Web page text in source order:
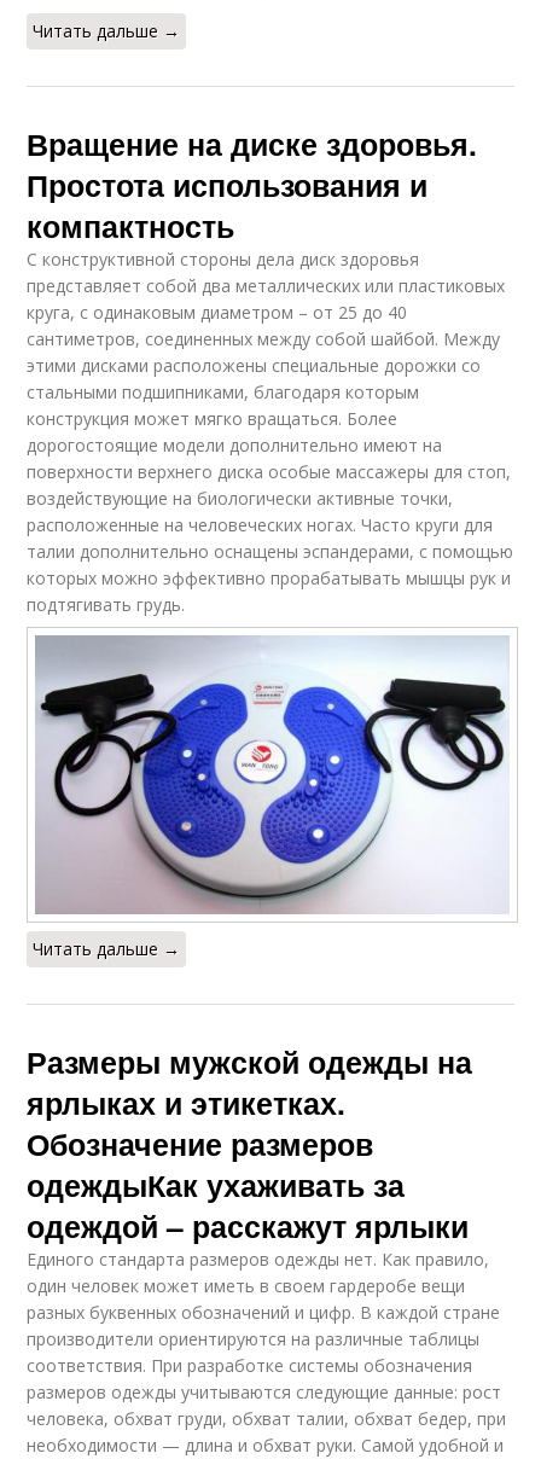
Читать дальше →
Вращение на диске здоровья.
Простота использования и
компактность
С конструктивной стороны дела диск здоровья
представляет собой два металлических или пластиковых
круга, с одинаковым диаметром – от 25 до 40
сантиметров, соединенных между собой шайбой. Между
этими дисками расположены специальные дорожки со
стальными подшипниками, благодаря которым
конструкция может мягко вращаться. Более
дорогостоящие модели дополнительно имеют на
поверхности верхнего диска особые массажеры для стоп,
воздействующие на биологически активные точки,
расположенные на человеческих ногах. Часто круги для
талии дополнительно оснащены эспандерами, с помощью
которых можно эффективно прорабатывать мышцы рук и
подтягивать грудь.
Читать дальше →
Размеры мужской одежды на
ярлыках и этикетках.
Обозначение размеров
одеждыКак ухаживать за
одеждой – расскажут ярлыки
Единого стандарта размеров одежды нет. Как правило,
один человек может иметь в своем гардеробе вещи
разных буквенных обозначений и цифр. В каждой стране
производители ориентируются на различные таблицы
соответствия. При разработке системы обозначения
размеров одежды учитываются следующие данные: рост
человека, обхват груди, обхват талии, обхват бедер, при
необходимости — длина и обхват руки. Самой удобной и